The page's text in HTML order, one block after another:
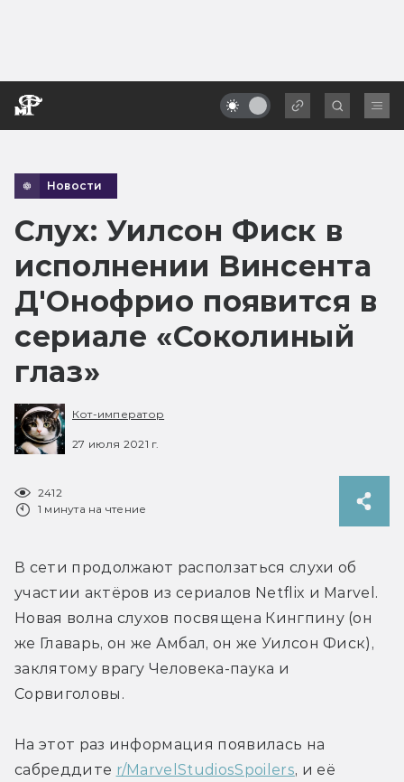
Новости
Слух: Уилсон Фиск в
исполнении Винсента
Д'Онофрио появится в
сериале «Соколиный
глаз»
Кот-император
27 июля 2021 г.
2412
1 минута на чтение
В сети продолжают расползаться слухи об
участии актёров из сериалов Netflix и Marvel.
Новая волна слухов посвящена Кингпину (он
же Главарь, он же Амбал, он же Уилсон Фиск),
заклятому врагу Человека-паука и
Сорвиголовы.
На этот раз информация появилась на
сабреддите r/MarvelStudiosSpoilers, и её